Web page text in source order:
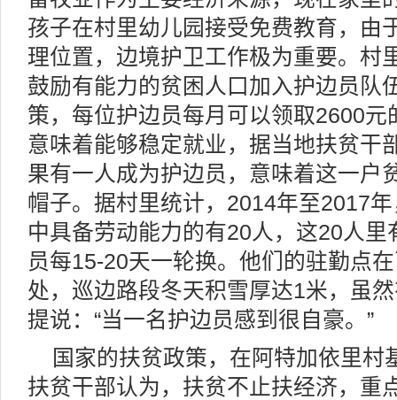
孩子在村里幼儿园接受免费教育，由
理位置，边境护卫工作极为重要。村
鼓励有能力的贫困人口加入护边员队
策，每位护边员每月可以领取2600元
意味着能够稳定就业，据当地扶贫干
果有一人成为护边员，意味着这一户
帽子。据村里统计，2014年至2017
中具备劳动能力的有20人，这20人
员每15-20天一轮换。他们的驻勤点
处，巡边路段冬天积雪厚达1米，虽
提说：“当一名护边员感到很自豪。”
国家的扶贫政策，在阿特加依里村
扶贫干部认为，扶贫不止扶经济，重